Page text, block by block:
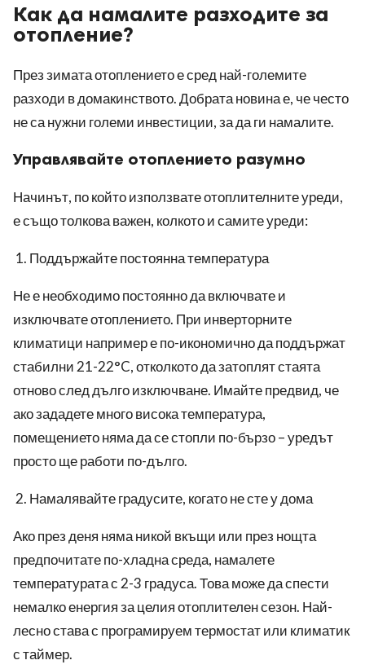
Как да намалите разходите за
отопление?
През зимата отоплението е сред най-големите
разходи в домакинството. Добрата новина е, че често
не са нужни големи инвестиции, за да ги намалите.
Управлявайте отоплението разумно
Начинът, по който използвате отоплителните уреди,
е също толкова важен, колкото и самите уреди:
Поддържайте постоянна температура
Не е необходимо постоянно да включвате и
изключвате отоплението. При инверторните
климатици например е по-икономично да поддържат
стабилни 21-22°C, отколкото да затоплят стаята
отново след дълго изключване. Имайте предвид, че
ако зададете много висока температура,
помещението няма да се стопли по-бързо – уредът
просто ще работи по-дълго.
Намалявайте градусите, когато не сте у дома
Ако през деня няма никой вкъщи или през нощта
предпочитате по-хладна среда, намалете
температурата с 2-3 градуса. Това може да спести
немалко енергия за целия отоплителен сезон. Най-
лесно става с програмируем термостат или климатик
с таймер.